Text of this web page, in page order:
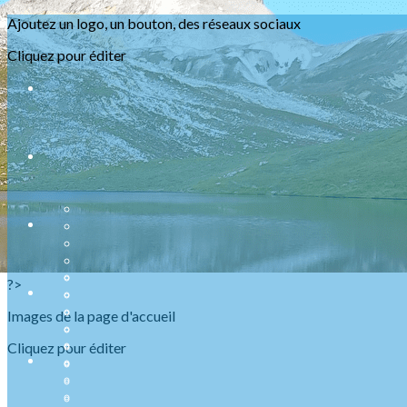
Exporter les lignes sélectionnées
Exporter toutes les colonnes
Exporter uniquement les colonnes affichées
Menu
<
>
Présentation
Nos ABR
Agenda Raquettes
Agenda Randonnées
Sorties en refuge
Infos urgentes
Ajoutez un logo, un bouton, des réseaux sociaux
Cliquez pour éditer
?>
Images de la page d'accueil
Cliquez pour éditer